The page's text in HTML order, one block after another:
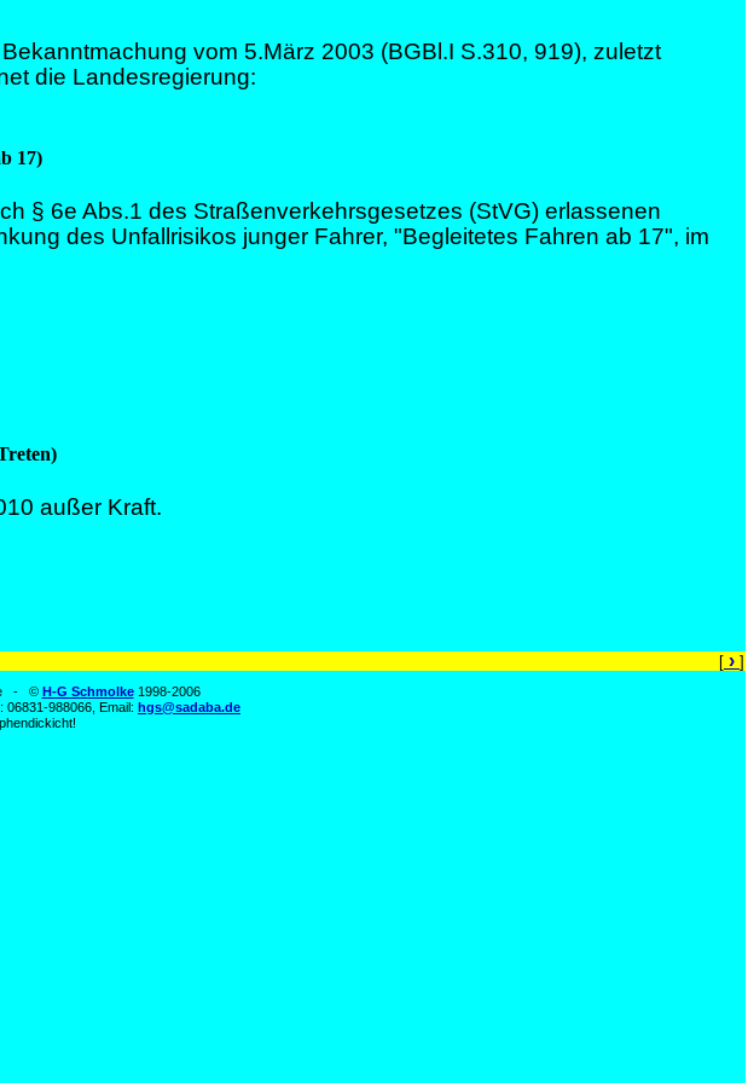
vom 5.März 2003 (BGBl.I S.310, 919), zuletzt
die Landesregierung:
17)
§ 6e Abs.1 des Straßenverkehrsgesetzes (StVG) erlassenen
des Unfallrisikos junger Fahrer, "Begleitetes Fahren ab 17", im
außer Kraft.
[ › ]
- © H-G Schmolke1998-2006
06831-988066, Email: hgs@sadaba.de